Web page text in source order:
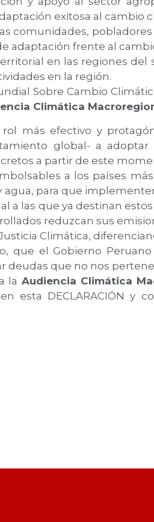
exitosa al cambio
comunidades,
adaptación frente al
en las regiones del
en la región.
Sobre Cambio
Climática
más efectivo y
global- a
a partir de este
a los países
para que
a las que ya destinan
reduzcan sus
Climática,
que el Gobierno
deudas que no nos
la Audiencia Climática
esta DECLARACIÓN